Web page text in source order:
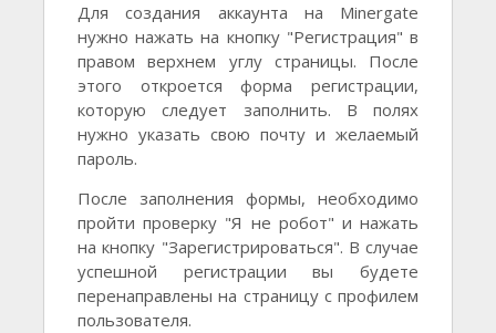
Для создания аккаунта на Minergate
нужно нажать на кнопку "Регистрация" в
правом верхнем углу страницы. После
этого откроется форма регистрации,
которую следует заполнить. В полях
нужно указать свою почту и желаемый
пароль.
После заполнения формы, необходимо
пройти проверку "Я не робот" и нажать
на кнопку "Зарегистрироваться". В случае
успешной регистрации вы будете
перенаправлены на страницу c профилем
пользователя.